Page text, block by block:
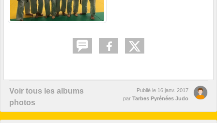
Voir tous les albums
photos
Publié le 16 janv. 2017
par Tarbes Pyrénées Judo